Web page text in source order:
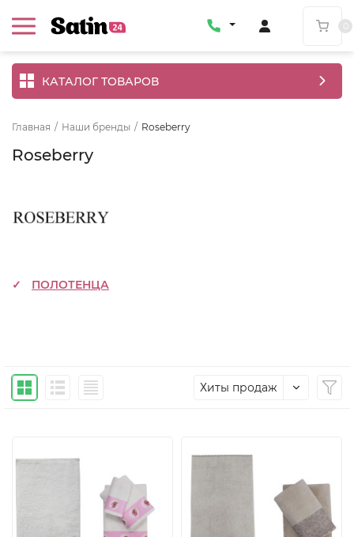
КАТАЛОГ ТОВАРОВ
Главная / Наши бренды / Roseberry
Roseberry
ПОЛОТЕНЦА
Хиты продаж